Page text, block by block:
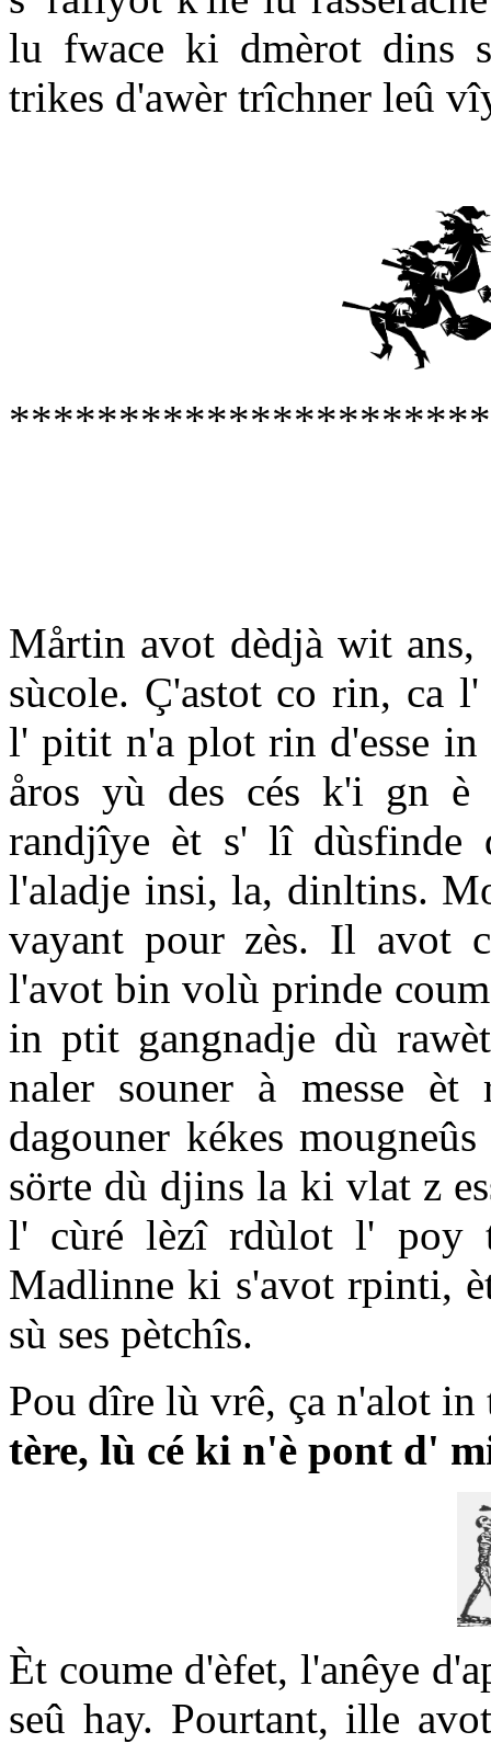
lu fwace ki dmèrot dins
trikes d'awèr trîchner leû
Mårtin avot dèdjà wit
sùcole. Ç'astot co rin, ca
l' pitit n'a plot rin d'esse in
åros yù des cés k'i gn
randjîye èt s' lî dùsfinde
l'aladje insi, la, dinltins.
vayant pour zès. Il avot
l'avot bin volù prinde
in ptit gangnadje dù
naler souner à messe
dagouner kékes
sörte dù djins la ki vlat z
l' cùré lèzî rdùlot l' poy
Madlinne ki s'avot rpinti,
sù ses pètchîs.
Pou dîre lù vrê, ça n'alot
tère, lù cé ki n'è pont d'
Èt coume d'èfet, l'anêye
seû hay. Pourtant, ille